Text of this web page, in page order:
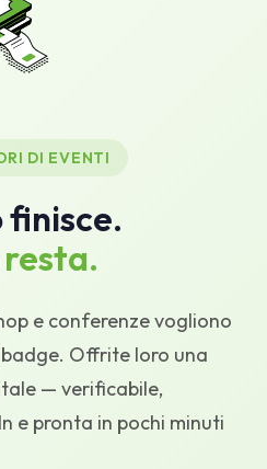
DI EVENTI
finisce.
e conferenze vogliono
Offrite loro una
— verificabile,
e pronta in pochi minuti